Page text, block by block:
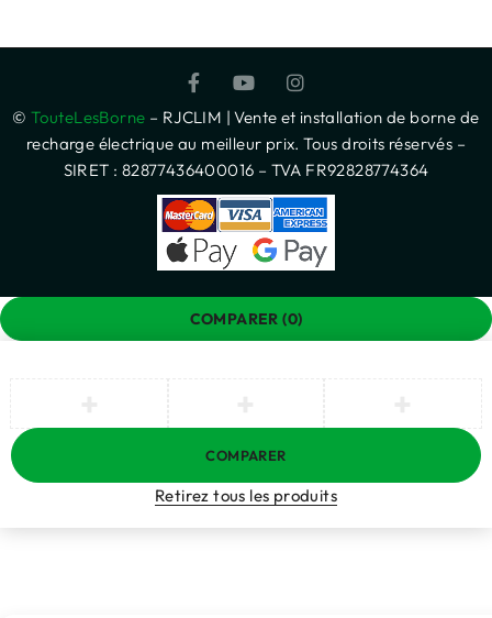
©TouteLesBorne – RJCLIM | Vente et installation de borne de
recharge électrique au meilleur prix. Tous droits réservés –
SIRET : 82877436400016 – TVA FR92828774364
COMPARER (0)
COMPARER
Retirez tous les produits